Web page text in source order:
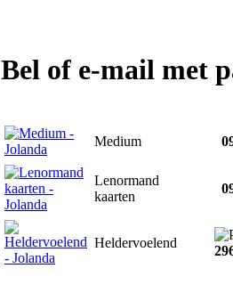
Bel of e-mail met
Medium
Lenormand
kaarten
Heldervoelend